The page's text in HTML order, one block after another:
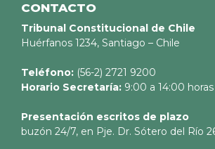
CONTACTO
Tribunal Constitucional de Chile
Huérfanos 1234, Santiago – Chile
Teléfono: (56-2) 2721 9200
Horario Secretaría: 9:00 a 14:00 horas
Presentación escritos de plazo
buzón 24/7, en Pje. Dr. Sótero del Río